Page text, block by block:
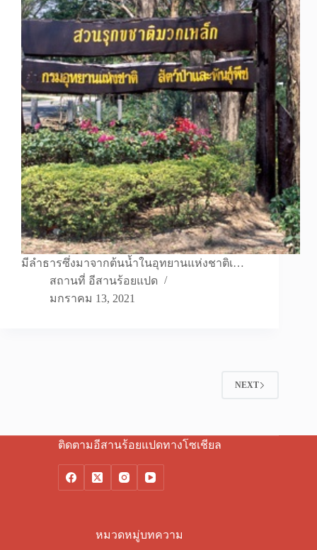
มีลำธารซึ่งมาจากต้นน้ำในอุทยานแห่งชาติเ…
สถานที่ อีสานร้อยแปด
มกราคม 13, 2021
NEXT
ติดตามอีสานร้อยแปดทางโซเชียล
หมวดหมู่บทความ